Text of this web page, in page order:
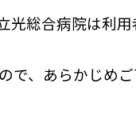
総合病院は利
、あらかじめご